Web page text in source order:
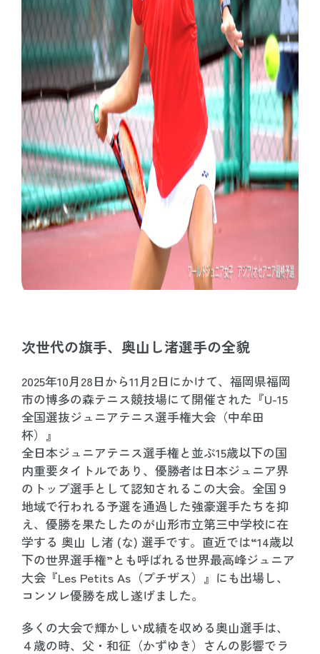
次世代の旗手、奥山し渚選手の全貌
2025年10月28日から11月2日にかけて、福岡県福岡
市の博多の森テニス競技場にて開催された『U-15
全国選抜ジュニアテニス選手権大会（中牟田
杯）』
全日本ジュニアテニス選手権と並ぶ15歳以下の国
内重要タイトルであり、優勝者は日本ジュニア界
のトップ選手として認知されるこの大会。全国９
地域で行われる予選を通過した強豪選手たちを抑
え、優勝を果たしたのが山形市立第三中学校に在
学する 奥山 し渚 (な) 選手です。直近では“14歳以
下の世界選手権”とも呼ばれる世界最高峰ジュニア
大会『Les Petits As（プチザス）』にも出場し、
コンソレ優勝を成し遂げました。
多くの大会で輝かしい成績を収める奥山選手は、
４歳の時、父・和征（かずゆき）さんの影響でラ